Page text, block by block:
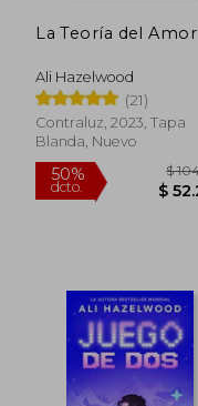
La Teoría del Amor
Ali Hazelwood
(21)
Contraluz, 2023, Tapa
Blanda, Nuevo